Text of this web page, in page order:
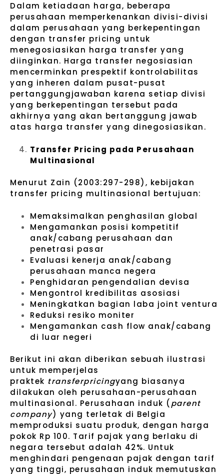
Dalam ketiadaan harga, beberapa
perusahaan memperkenankan divisi-divisi
dalam perusahaan yang berkepentingan
dengan transfer pricing untuk
menegosiasikan harga transfer yang
diinginkan. Harga transfer negosiasian
mencerminkan prespektif kontrolabilitas
yang inheren dalam pusat-pusat
pertanggungjawaban karena setiap divisi
yang berkepentingan tersebut pada
akhirnya yang akan bertanggung jawab
atas harga transfer yang dinegosiasikan.
Transfer Pricing pada Perusahaan
Multinasional
Menurut Zain (2003:297-298), kebijakan
transfer pricing multinasional bertujuan:
Memaksimalkan penghasilan global
Mengamankan posisi kompetitif
anak/cabang perusahaan dan
penetrasi pasar
Evaluasi kenerja anak/cabang
perusahaan manca negera
Penghidaran pengendalian devisa
Mengontrol kredibilitas asosiasi
Meningkatkan bagian laba joint ventura
Reduksi resiko moniter
Mengamankan cash flow anak/cabang
di luar negeri
Berikut ini akan diberikan sebuah ilustrasi
untuk memperjelas
praktek transferpricingyang biasanya
dilakukan oleh perusahaan-perusahaan
multinasional. Perusahaan induk ( parent
company) yang terletak di Belgia
memproduksi suatu produk, dengan harga
pokok Rp 100. Tarif pajak yang berlaku di
negara tersebut adalah 42%. Untuk
menghindari pengenaan pajak dengan tarif
yang tinggi, perusahaan induk memutuskan